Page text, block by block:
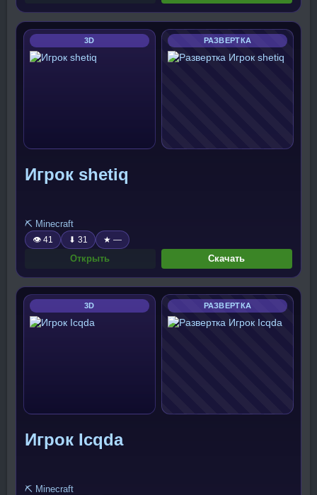
3D РАЗВЕРТКА
Игрок shetiq
⛏️ Minecraft
👁 41 ⬇ 31 ★ —
Открыть Скачать
3D РАЗВЕРТКА
Игрок Icqda
⛏️ Minecraft